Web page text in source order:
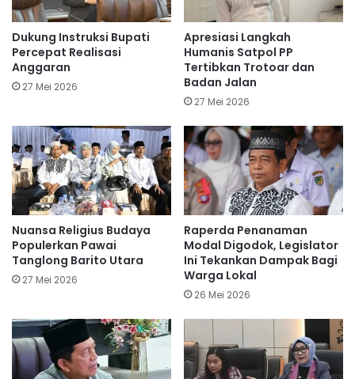
Dukung Instruksi Bupati
Percepat Realisasi
Anggaran
27 Mei 2026
Apresiasi Langkah
Humanis Satpol PP
Tertibkan Trotoar dan
Badan Jalan
27 Mei 2026
Nuansa Religius Budaya
Populerkan Pawai
Tanglong Barito Utara
27 Mei 2026
Raperda Penanaman
Modal Digodok, Legislator
Ini Tekankan Dampak Bagi
Warga Lokal
26 Mei 2026